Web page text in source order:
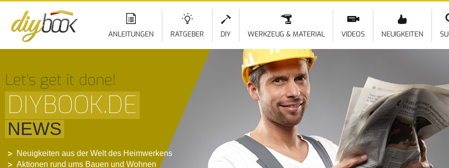
ANLEITUNGEN RATGEBER DIY WERKZEUG & MATERIAL VIDEOS NEUIGKEITEN
Let‘s get it done!
DIYBOOK.DE
NEWS
Neuigkeiten aus der Welt des Heimwerkens
Aktionen rund ums Bauen und Wohnen